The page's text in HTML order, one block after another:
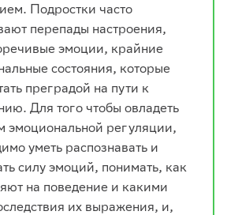
Подростки часто
перепады настроения,
эмоции, крайние
состояния, которые
преградой на пути к
Для того чтобы овладеть
эмоциональной регуляции,
уметь распознавать и
силу эмоций, понимать, как
на поведение и какими
их выражения, и,